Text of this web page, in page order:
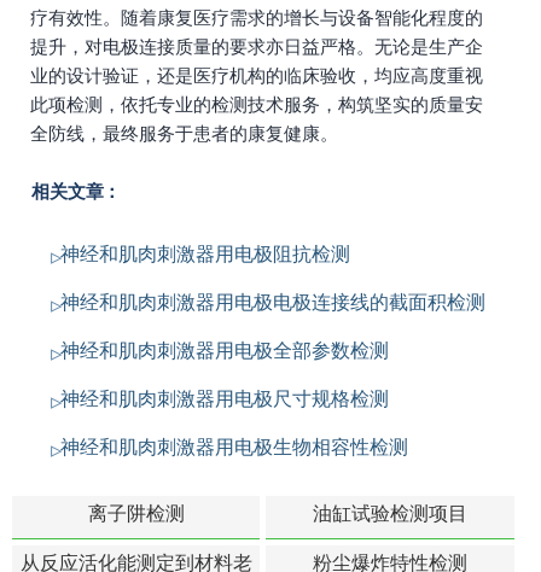
疗有效性。随着康复医疗需求的增长与设备智能化程度的
提升，对电极连接质量的要求亦日益严格。无论是生产企
业的设计验证，还是医疗机构的临床验收，均应高度重视
此项检测，依托专业的检测技术服务，构筑坚实的质量安
全防线，最终服务于患者的康复健康。
相关文章：
神经和肌肉刺激器用电极阻抗检测
神经和肌肉刺激器用电极电极连接线的截面积检测
神经和肌肉刺激器用电极全部参数检测
神经和肌肉刺激器用电极尺寸规格检测
神经和肌肉刺激器用电极生物相容性检测
离子阱检测 油缸试验检测项目
从反应活化能测定到材料老
粉尘爆炸特性检测